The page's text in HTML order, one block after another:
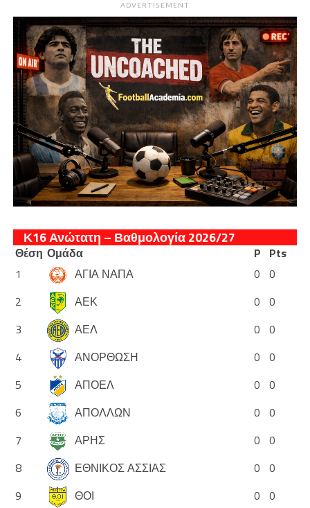
ADVERTISEMENT
Κ16 Ανώτατη – Βαθμολογία 2026/27
Θέση Ομάδα P Pts
1
ΑΓΙΑ ΝΑΠΑ 0 0
2
ΑΕΚ 0 0
3
ΑΕΛ 0 0
4
ΑΝΟΡΘΩΣΗ 0 0
5
ΑΠΟΕΛ 0 0
6
ΑΠΟΛΛΩΝ 0 0
7
ΑΡΗΣ 0 0
8
ΕΘΝΙΚΟΣ ΑΣΣΙΑΣ 0 0
9
ΘΟΙ 0 0